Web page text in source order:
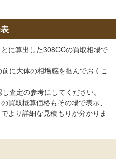
に算出した308CCの買取相場で
に大体の相場感を掴んでおくこ
査定の参考にしてください。
買取概算価格もその場で表示、
より詳細な見積もりが分かりま